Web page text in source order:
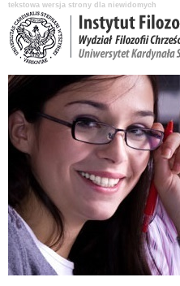
tekstowa wersja strony dla niewidomych